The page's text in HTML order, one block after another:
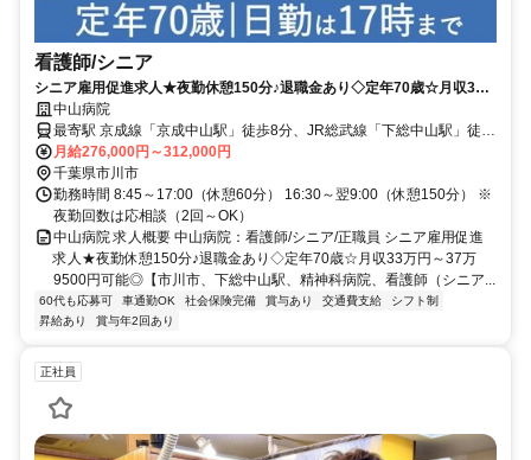
看護師/シニア
シニア雇用促進求人★夜勤休憩150分♪退職金あり◇定年70歳☆月収33
万円～37万9500円可能◎【市川市、下総中山駅、精神科病院、看護師
（シニア）、正職員】
中山病院
最寄駅 京成線「京成中山駅」徒歩8分、JR総武線「下総中山駅」徒歩
13分
月給276,000円～312,000円
千葉県市川市
勤務時間 8:45～17:00（休憩60分） 16:30～翌9:00（休憩150分） ※
夜勤回数は応相談（2回～OK）
中山病院 求人概要 中山病院：看護師/シニア/正職員 シニア雇用促進
求人★夜勤休憩150分♪退職金あり◇定年70歳☆月収33万円～37万
9500円可能◎【市川市、下総中山駅、精神科病院、看護師（シニア...
60代も応募可 車通勤OK 社会保険完備 賞与あり 交通費支給
シフト制
昇給あり
賞与年2回あり
正社員